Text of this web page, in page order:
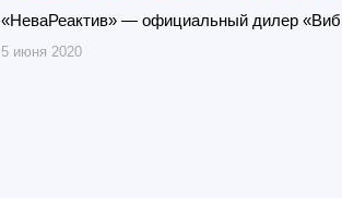
«НеваРеактив» — официальный дилер
5 июня 2020